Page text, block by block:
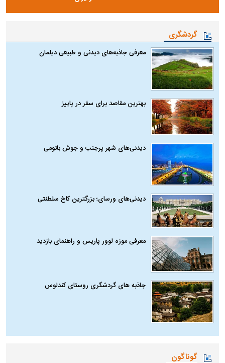
گردشگری
معرفی جاذبه‌های دیدنی و طبیعی دیلمان
بهترین مقاصد برای سفر در پاییز
دیدنی‌های شهر پرجنب و جوش باتومی
دیدنی‌های ورسای؛ بزرگترین کاخ سلطنتی
معرفی موزه لوور پاریس و راهنمای بازدید
جاذبه های گردشگری روستای کندلوس
گوناگون